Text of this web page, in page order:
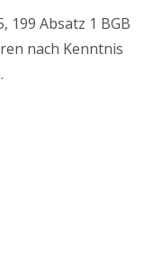
199 Absatz 1 BGB
nach Kenntnis